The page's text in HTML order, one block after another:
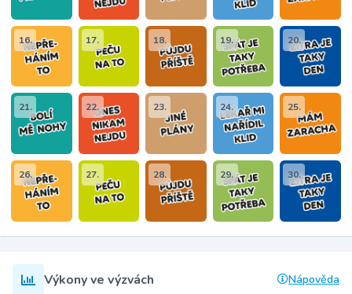
16. 17. 18. 19. 20.
21. 22. 23. 24. 25.
26. 27. 28. 29. 30.
Výkony ve výzvách Nápověda